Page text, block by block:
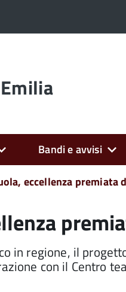
Bandi e avvisi
eccellenza premiata
in regione, il
con il Centro